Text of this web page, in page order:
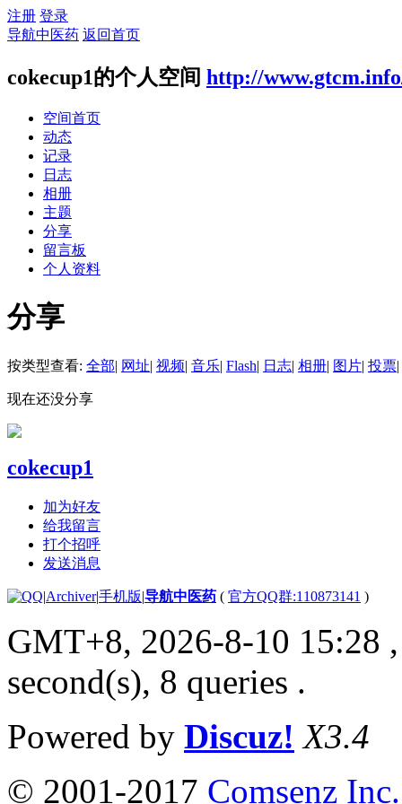
注册 登录
导航中医药 返回首页
cokecup1的个人空间 http://
空间首页
动态
记录
日志
相册
主题
分享
留言板
个人资料
分享
按类型查看: 全部| 网址| 视频| 音乐| Flash| 日志| 相册| 图片| 投票|
现在还没分享
cokecup1
加为好友
给我留言
打个招呼
发送消息
|Archiver|手机版|导航中医药 ( 官方QQ群:110873141 )
GMT+8, 2026-8-10 15:28
second(s), 8 queries .
Powered by Discuz! X3.4
© 2001-2017 Comsenz Inc.